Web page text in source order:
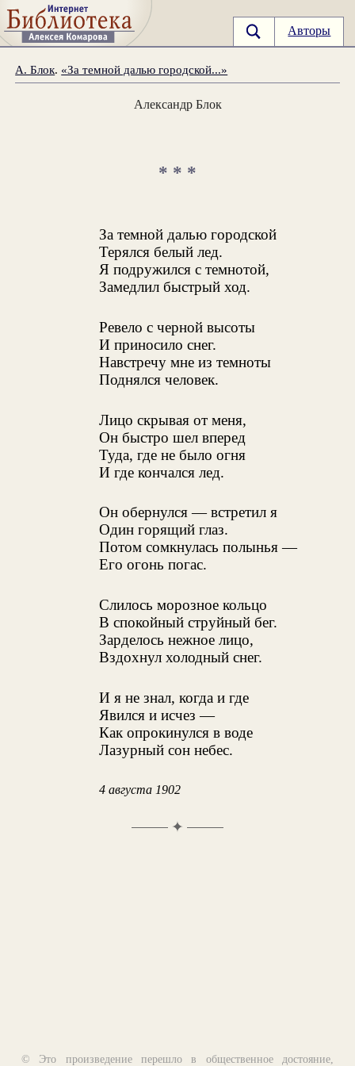
Авторы
А. Блок. «За темной далью городской...»
Александр Блок
* * *
За темной далью городской
Терялся белый лед.
Я подружился с темнотой,
Замедлил быстрый ход.
Ревело с черной высоты
И приносило снег.
Навстречу мне из темноты
Поднялся человек.
Лицо скрывая от меня,
Он быстро шел вперед
Туда, где не было огня
И где кончался лед.
Он обернулся — встретил я
Один горящий глаз.
Потом сомкнулась полынья —
Его огонь погас.
Слилось морозное кольцо
В спокойный струйный бег.
Зарделось нежное лицо,
Вздохнул холодный снег.
И я не знал, когда и где
Явился и исчез —
Как опрокинулся в воде
Лазурный сон небес.
4 августа 1902
✦
© Это произведение перешло в общественное достояние,